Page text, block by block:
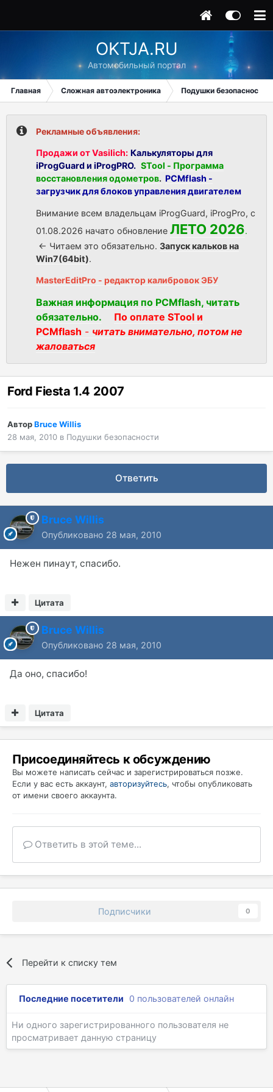
OKTJA.RU
Автомобильный портал
Главная Сложная автоэлектроника Подушки безопасности
Рекламные объявления:
Продажи от Vasilich: Калькуляторы для
iProgGuard и iProgPRO. STool - Программа
восстановления одометров. PCMflash -
загрузчик для блоков управления двигателем
Внимание всем владельцам iProgGuard, iProgPro, с
01.08.2026 начато обновление ЛЕТО 2026.
<- Читаем это обязательно. Запуск кальков на
Win7(64bit).
MasterEditPro - редактор калибровок ЭБУ
Важная информация по PCMflash, читать
обязательно.
По оплате STool и
PCMflash - читать внимательно, потом не
жаловаться
Ford Fiesta 1.4 2007
АвторBruce Willis
28 мая, 2010 в Подушки безопасности
Ответить
Bruce Willis
Опубликовано 28 мая, 2010
Нежен пинаут, спасибо.
Цитата
Bruce Willis
Опубликовано 28 мая, 2010
Да оно, спасибо!
Цитата
Присоединяйтесь к обсуждению
Вы можете написать сейчас и зарегистрироваться позже.
Если у вас есть аккаунт, авторизуйтесь, чтобы опубликовать
от имени своего аккаунта.
Ответить в этой теме...
Подписчики 0
Перейти к списку тем
Последние посетители 0 пользователей онлайн
Ни одного зарегистрированного пользователя не
просматривает данную страницу